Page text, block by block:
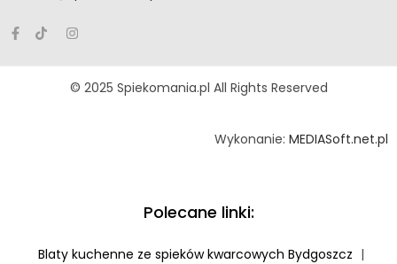
© 2025 Spiekomania.pl All Rights Reserved
Wykonanie: MEDIASoft.net.pl
Polecane linki:
Blaty kuchenne ze spieków kwarcowych Bydgoszcz |